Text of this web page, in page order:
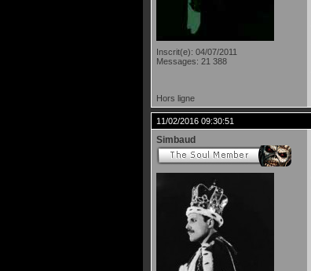
Inscrit(e): 04/07/2011
Messages: 21 388
Hors ligne
11/02/2016 09:30:51
Simbaud